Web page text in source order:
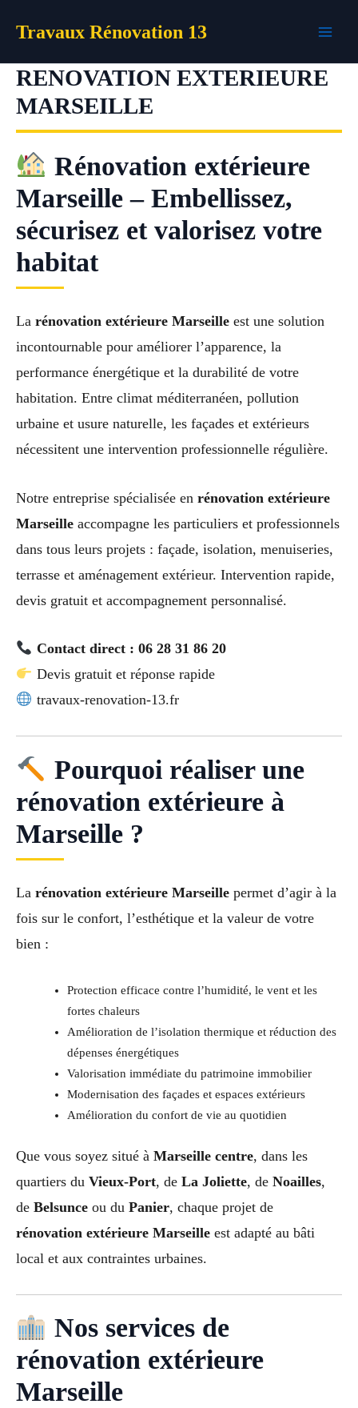
Travaux Rénovation 13
RENOVATION EXTERIEURE
MARSEILLE
Rénovation extérieure
Marseille – Embellissez,
sécurisez et valorisez votre
habitat
La rénovation extérieure Marseille est une solution
incontournable pour améliorer l’apparence, la
performance énergétique et la durabilité de votre
habitation. Entre climat méditerranéen, pollution
urbaine et usure naturelle, les façades et extérieurs
nécessitent une intervention professionnelle régulière.
Notre entreprise spécialisée en rénovation extérieure
Marseille accompagne les particuliers et professionnels
dans tous leurs projets : façade, isolation, menuiseries,
terrasse et aménagement extérieur. Intervention rapide,
devis gratuit et accompagnement personnalisé.
Contact direct : 06 28 31 86 20
Devis gratuit et réponse rapide
travaux-renovation-13.fr
Pourquoi réaliser une
rénovation extérieure à
Marseille ?
La rénovation extérieure Marseille permet d’agir à la
fois sur le confort, l’esthétique et la valeur de votre
bien :
Protection efficace contre l’humidité, le vent et les
fortes chaleurs
Amélioration de l’isolation thermique et réduction des
dépenses énergétiques
Valorisation immédiate du patrimoine immobilier
Modernisation des façades et espaces extérieurs
Amélioration du confort de vie au quotidien
Que vous soyez situé à Marseille centre, dans les
quartiers du Vieux-Port, de La Joliette, de Noailles,
de Belsunce ou du Panier, chaque projet de
rénovation extérieure Marseille est adapté au bâti
local et aux contraintes urbaines.
Nos services de
rénovation extérieure
Marseille